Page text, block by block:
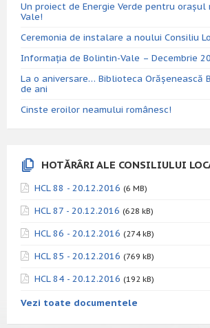
Un proiect de Energie Verde pentru
Vale!
Ceremonia de instalare a noului Consiliu
Informația de Bolintin-Vale – Decembrie
La o aniversare… Biblioteca Orăşenească
de ani
Cinste eroilor neamului românesc!
HOTĂRÂRI ALE CONSILIULUI
HCL 88 - 20.12.2016 (6 MB)
HCL 87 - 20.12.2016 (628 kB)
HCL 86 - 20.12.2016 (274 kB)
HCL 85 - 20.12.2016 (769 kB)
HCL 84 - 20.12.2016 (192 kB)
Vezi toate documentele